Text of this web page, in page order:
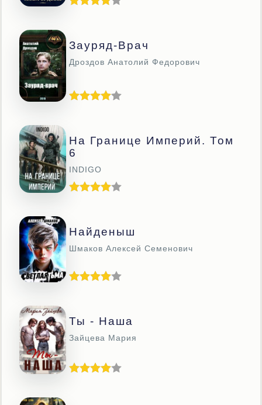
Зауряд-Врач
Дроздов Анатолий Федорович
На Границе Империй. Том
6
INDIGO
Найденыш
Шмаков Алексей Семенович
Ты - Наша
Зайцева Мария